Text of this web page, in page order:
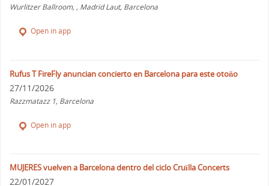
Wurlitzer Ballroom, , Madrid Laut, Barcelona
Open in app
Rufus T FireFly anuncian concierto en Barcelona para este otoño
27/11/2026
Razzmatazz 1, Barcelona
Open in app
MUJERES vuelven a Barcelona dentro del ciclo Cruïlla Concerts
22/01/2027